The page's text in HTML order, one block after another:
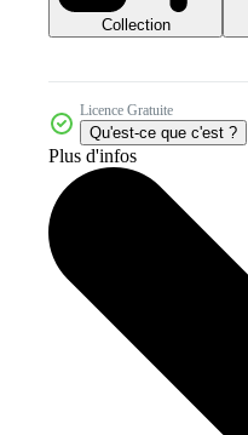
Collection
Licence Gratuite
Qu'est-ce que c'est ?
Plus d'infos